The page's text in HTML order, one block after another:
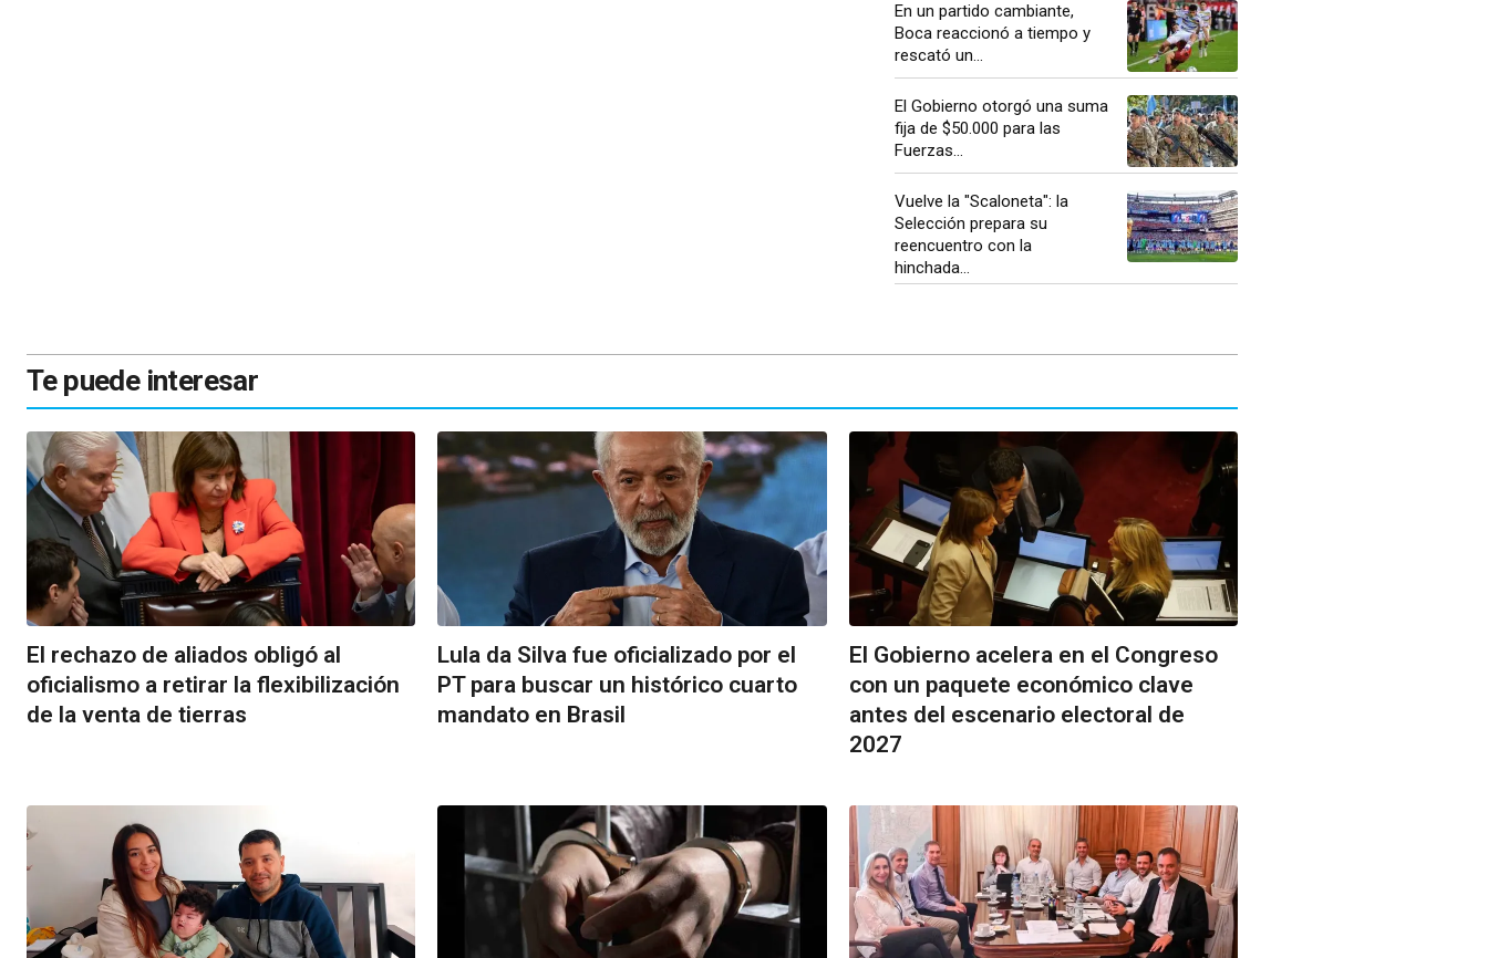
En un partido cambiante,
Boca reaccionó a tiempo y
rescató un...
El Gobierno otorgó una suma
fija de $50.000 para las
Fuerzas...
Vuelve la "Scaloneta": la
Selección prepara su
reencuentro con la
hinchada...
Te puede interesar
El rechazo de aliados obligó al
oficialismo a retirar la flexibilización
de la venta de tierras
Lula da Silva fue oficializado por el
PT para buscar un histórico cuarto
mandato en Brasil
El Gobierno acelera en el Congreso
con un paquete económico clave
antes del escenario electoral de
2027